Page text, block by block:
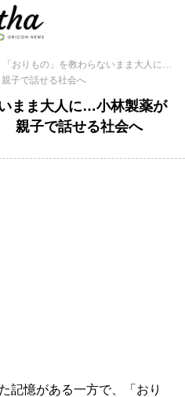
「おりもの」を教わらないまま大人に…
子で話せる社会へ
まま大人に…小林製薬が
親子で話せる社会へ
記憶がある一方で、「おり